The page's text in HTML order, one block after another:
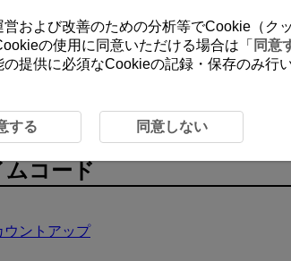
ムコード
ウントアップ
および改善のための分析等でCookie（ク
の使用に同意いただける場合は「 同意
提供に必須なCookieの記録・保存のみ行
する 同意しない